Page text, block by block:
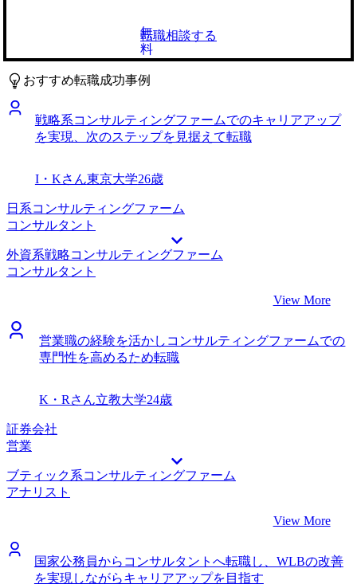
考期間中に体調を崩してしまい、スケジュールの再調整に苦
労をしました。 内定承諾期間を揃えるようにスケジュール
を組んでいたので、そのイレギュラーの処理で高橋さんには
かなり助けていただきました。 転職前は年収450万円、転職
後は年収550万円になりました。 最初から入りたかったワン
プール制のコンサルティングファームから内定をいただけた
ので、業種業態を問わずにクライアントに価値提供をしたい
落ちてしまった大手のファームへ転職ができるように貪欲に
成長していきたいです。
人数のプロジェクトに配属され、企業の経営層をカウンター
パートとして仕事をしていると言っていました。 若手のう
ちから裁量が大きく、経営者としての経験が豊富な方と仕事
ができる成長環境に惹かれ、コンサルタントを志望するよう
になりました。 採用の間口を広げ大企業化が進んでいる総
合系コンサルティングファームよりも、比較的少人数での企
業運営を続けている戦略系コンサルティングファームの方
が、よりコンサルタントとしての個々人の能力が重視され、
ごとの働き方やプロジェクト規模など、転職に求めていた裁
グファームに精通していると友人から聞いていたMyVisionさ
んにのみお話を伺いました。 コンサルタントの友人の同僚
がMyVision様を利用して転職してきたと聞いたからです。実
際に面談でも私と同様にマーケティング部を経験された方が
転職を成功させた事例があると聞き、MyVision様であれば安
に、高橋さんも事業会社でのマーケティング部門を経験され
ていたため、コンサルティングファームへの転職において生
きる強み・仕事への考え方をよく理解してくださり、当初転
職を考えていた企業よりも私の希望に合った企業を紹介して
けました。私が志望するファームでの戦略コンサルタントの
経歴を持つ方が、ケース面接で見られるポイントを踏まえた
上でフィードバックをしてくださいました。本番さながらの
ケース面接対策を徹底的に行っていただけたからこそ、心に
余裕を持って面接を乗り越えることができました。 3ヶ月ほ
ど前から余裕を持って転職活動を始めたことが良かったと思
います。 テストの対策を行わなかったことです。ファーム
受かると思っていたファームでも適性検査の段階でお見送り
になってしまうことがあったため、念には念を入れて対策し
ておけばよかったと思っています。 転職前は600万円で、転
職後は700万円です。
無
料
転職相談する
おすすめ転職成功事例
戦略系コンサルティングファームでのキャリアアップ
を実現、次のステップを見据えて転職
I・Kさん東京大学26歳
日系コンサルティングファーム
コンサルタント
外資系戦略コンサルティングファーム
コンサルタント
View More
営業職の経験を活かしコンサルティングファームでの
専門性を高めるため転職
K・Rさん立教大学24歳
証券会社
営業
ブティック系コンサルティングファーム
アナリスト
View More
国家公務員からコンサルタントへ転職し、WLBの改善
を実現しながらキャリアアップを目指す